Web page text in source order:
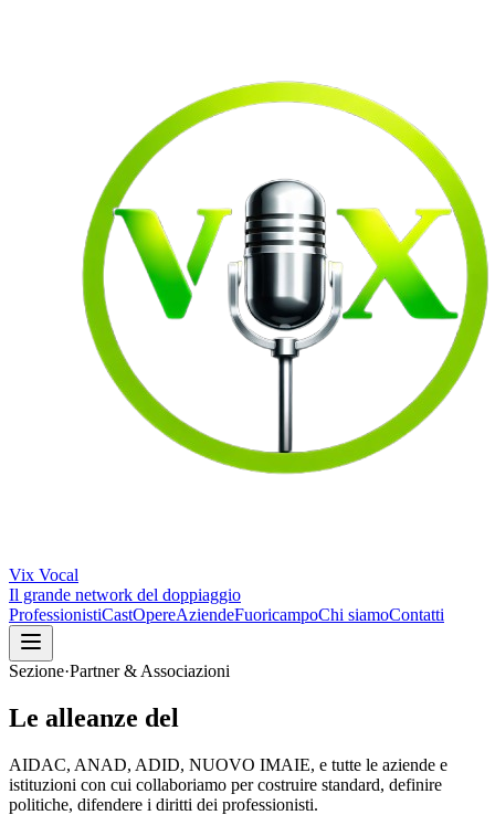
Vix Vocal
Il grande network del doppiaggio
ProfessionistiCastOpereAziendeFuoricampoChi siamoContatti
Sezione·Partner & Associazioni
Le alleanze del
AIDAC, ANAD, ADID, NUOVO IMAIE, e tutte le aziende e
istituzioni con cui collaboriamo per costruire standard, definire
politiche, difendere i diritti dei professionisti.